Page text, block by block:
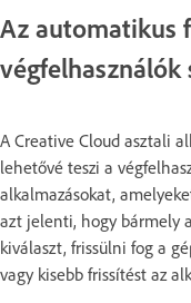
Az automatikus
végfelhasználók
A Creative Cloud asztali
lehetővé teszi a
alkalmazásokat,
azt jelenti, hogy bármely
kiválaszt, frissülni fog a
vagy kisebb frissítést az